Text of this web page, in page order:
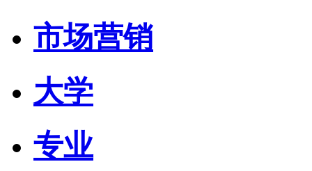
市场营销
大学
专业